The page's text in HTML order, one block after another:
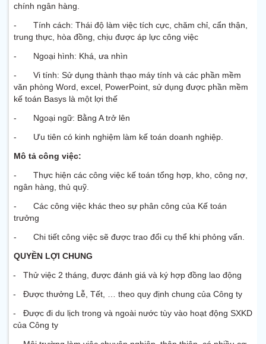
chính ngân hàng.
- Tính cách: Thái độ làm việc tích cực, chăm chỉ, cẩn thận,
trung thực, hòa đồng, chịu được áp lực công việc
- Ngoại hình: Khá, ưa nhìn
- Vi tính: Sử dụng thành thạo máy tính và các phần mềm
văn phòng Word, excel, PowerPoint, sử dụng được phần mềm
kế toán Basys là một lợi thế
- Ngoại ngữ: Bằng A trở lên
- Ưu tiên có kinh nghiệm làm kế toán doanh nghiệp.
Mô tả công việc:
- Thực hiện các công việc kế toán tổng hợp, kho, công nợ,
ngân hàng, thủ quỹ.
- Các công việc khác theo sự phân công của Kế toán
trưởng
- Chi tiết công việc sẽ được trao đổi cụ thể khi phỏng vấn.
QUYỀN LỢI CHUNG
- Thử việc 2 tháng, được đánh giá và ký hợp đồng lao động
- Được thưởng Lễ, Tết, … theo quy định chung của Công ty
- Được đi du lịch trong và ngoài nước tùy vào hoạt động SXKD
của Công ty